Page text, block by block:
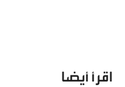
اقرأ أيضا